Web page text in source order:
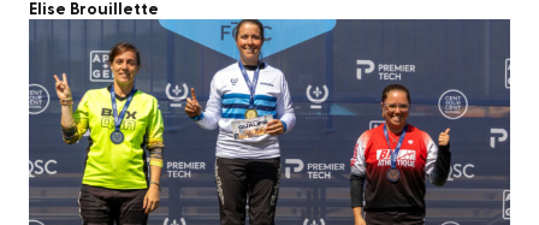
Elise Brouillette